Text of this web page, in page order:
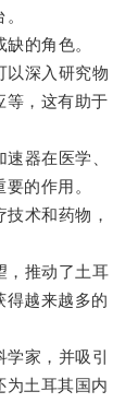
的角色。
深入研究物
等，这有助于
器在医学、
的作用。
术和药物，
推动了土耳
得越来越多的
家，并吸引
为土耳其国内